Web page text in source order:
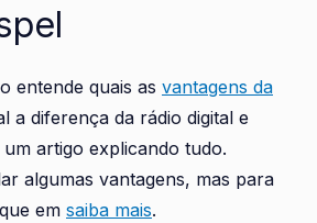
entende quais as vantagens da
a diferença da rádio digital e
artigo explicando tudo.
algumas vantagens, mas para
em saiba mais.